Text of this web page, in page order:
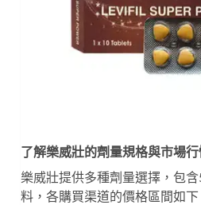
了解樂威壯的劑量規格與市場
樂威壯提供多種劑量選擇，包
料，各購買渠道的價格區間如下